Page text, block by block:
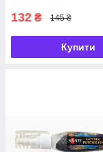
132 ₴ 145 ₴
Купити